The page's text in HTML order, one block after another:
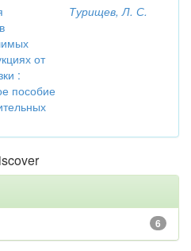
от
:
пособие
Турищев, Л. С.
6